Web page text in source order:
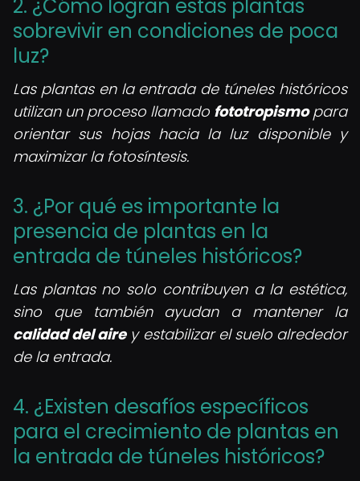
2. ¿Cómo logran estas plantas
sobrevivir en condiciones de poca
luz?
Las plantas en la entrada de túneles históricos
utilizan un proceso llamado fototropismopara
orientar sus hojas hacia la luz disponible y
maximizar la fotosíntesis.
3. ¿Por qué es importante la
presencia de plantas en la
entrada de túneles históricos?
Las plantas no solo contribuyen a la estética,
sino que también ayudan a mantener la
calidad del airey estabilizar el suelo alrededor
de la entrada.
4. ¿Existen desafíos específicos
para el crecimiento de plantas en
la entrada de túneles históricos?